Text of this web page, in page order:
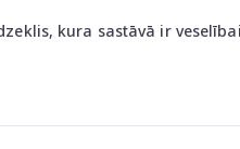
kura sastāvā ir